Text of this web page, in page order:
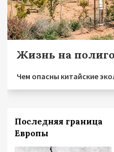
Жизнь на
Чем опасны китайские
Последняя граница
Европы